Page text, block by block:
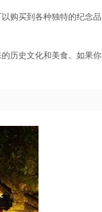
购买到各种独特的纪念品
历史文化和美食。如果你